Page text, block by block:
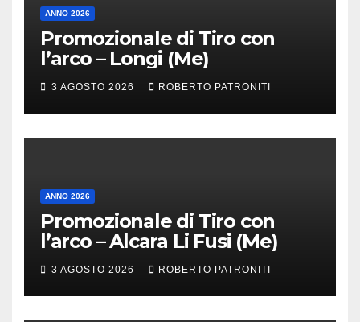
ANNO 2026
Promozionale di Tiro con
l’arco – Longi (Me)
3 AGOSTO 2026 ROBERTO PATRONITI
ANNO 2026
Promozionale di Tiro con
l’arco – Alcara Li Fusi (Me)
3 AGOSTO 2026 ROBERTO PATRONITI